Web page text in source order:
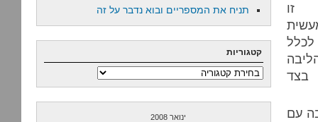
זו
בצד
עם
תניח את המספריים ובוא נדבר על זה
קטגוריות
קטגוריות
ינואר 2008